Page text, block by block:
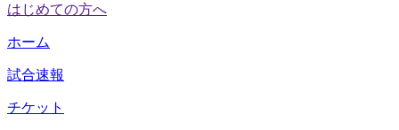
はじめての方へ
ホーム
試合速報
チケット